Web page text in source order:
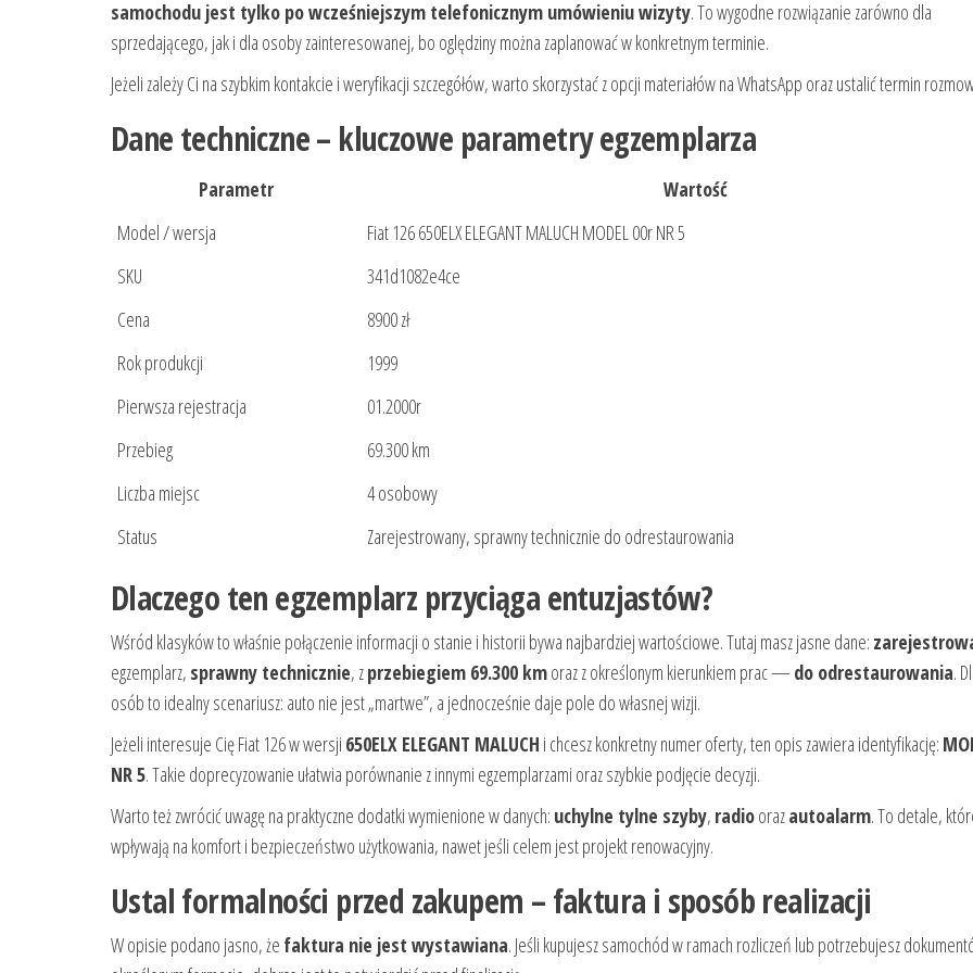
samochodu jest tylko po wcześniejszym telefonicznym umówieniu wizyty. To wygodne rozwiązanie zarówno dla
sprzedającego, jak i dla osoby zainteresowanej, bo oględziny można zaplanować w konkretnym terminie.
Jeżeli zależy Ci na szybkim kontakcie i weryfikacji szczegółów, warto skorzystać z opcji materiałów na WhatsApp oraz ustalić termin
Dane techniczne – kluczowe parametry egzemplarza
Parametr
Wartość
Model / wersja
Fiat 126 650ELX ELEGANT MALUCH MODEL 00r NR 5
SKU
341d1082e4ce
Cena
8900 zł
Rok produkcji
1999
Pierwsza rejestracja
01.2000r
Przebieg
69.300 km
Liczba miejsc
4 osobowy
Status
Zarejestrowany, sprawny technicznie do odrestaurowaniа
Dlaczego ten egzemplarz przyciąga entuzjastów?
Wśród klasyków to właśnie połączenie informacji o stanie i historii bywa najbardziej wartościowe. Tutaj masz jasne dane:
egzemplarz, sprawny technicznie, zprzebiegiem 69.300 kmoraz z określonym kierunkiem prac —do odrestaurowania.
osób to idealny scenariusz: auto nie jest „martwe”, a jednocześnie daje pole do własnej wizji.
Jeżeli interesuje Cię Fiat 126 w wersji 650ELX ELEGANT MALUCH i chcesz konkretny numer oferty, ten opis zawiera identyfikację:
NR 5. Takie doprecyzowanie ułatwia porównanie z innymi egzemplarzami oraz szybkie podjęcie decyzji.
Warto też zwrócić uwagę na praktyczne dodatki wymienione w danych: uchylne tylne szyby, radioorazautoalarm. To detale,
wpływają na komfort i bezpieczeństwo użytkowania, nawet jeśli celem jest projekt renowacyjny.
Ustal formalności przed zakupem – faktura i sposób realizacji
W opisie podano jasno, że faktura nie jest wystawiana. Jeśli kupujesz samochód w ramach rozliczeń lub potrzebujesz